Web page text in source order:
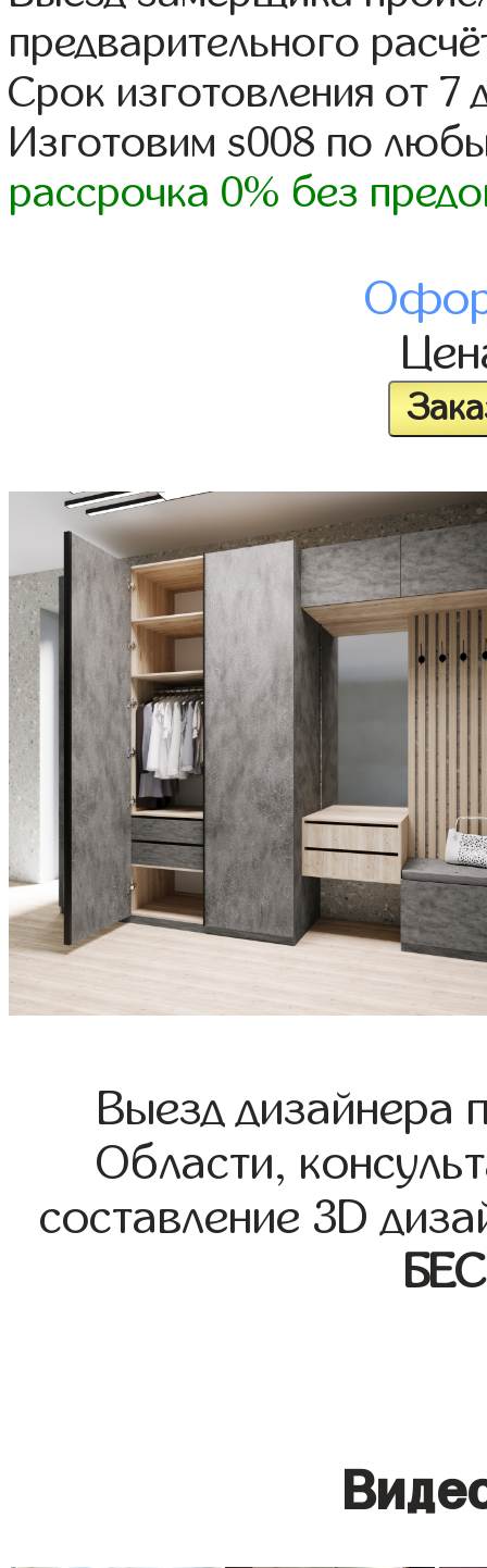
предварительного
Срок изготовления от 7
Изготовим s008 по
рассрочка 0% без
Выезд дизайнера
Области,
составление 3D